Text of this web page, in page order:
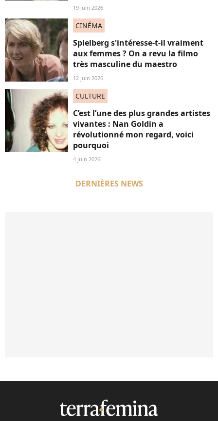
19 juin 2026
CINÉMA
Spielberg s'intéresse-t-il vraiment
aux femmes ? On a revu la filmo
très masculine du maestro
12 juin 2026
CULTURE
C’est l’une des plus grandes artistes
vivantes : Nan Goldin a
révolutionné mon regard, voici
pourquoi
4 juin 2026
DERNIÈRES NEWS